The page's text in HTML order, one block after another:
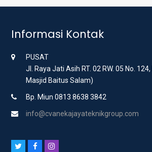
Informasi Kontak
PUSAT
Jl. Raya Jati Asih RT. 02 RW. 05 No.
Masjid Baitus Salam)
Bp. Miun 0813 8638 3842
info@cvanekajayateknikgroup.com
F